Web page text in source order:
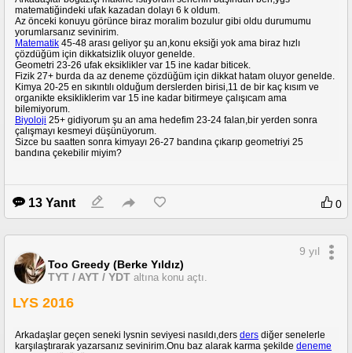
matematiğindeki ufak kazadan dolayı 6 k oldum.
Az önceki konuyu görünce biraz moralim bozulur gibi oldu durumumu
yorumlarsanız sevinirim.
Matematik 45-48 arası geliyor şu an,konu eksiği yok ama biraz hızlı
çözdüğüm için dikkatsizlik oluyor genelde.
Geometri 23-26 ufak eksiklikler var 15 ine kadar biticek.
Fizik 27+ burda da az deneme çözdüğüm için dikkat hatam oluyor genelde.
Kimya 20-25 en sıkıntılı olduğum derslerden birisi,11 de bir kaç kısım ve
organikte eksikliklerim var 15 ine kadar bitirmeye çalışıcam ama
bilemiyorum.
Biyoloji 25+ gidiyorum şu an ama hedefim 23-24 falan,bir yerden sonra
çalışmayı kesmeyi düşünüyorum.
Sizce bu saatten sonra kimyayı 26-27 bandına çıkarıp geometriyi 25
bandına çekebilir miyim?
13 Yanıt 0
Too Greedy (Berke Yıldız)
TYT / AYT / YDT altına konu açtı.
9 yıl
LYS 2016
Arkadaşlar geçen seneki lysnin seviyesi nasıldı,ders ders diğer senelerle
karşılaştırarak yazarsanız sevinirim.Onu baz alarak karma şekilde deneme